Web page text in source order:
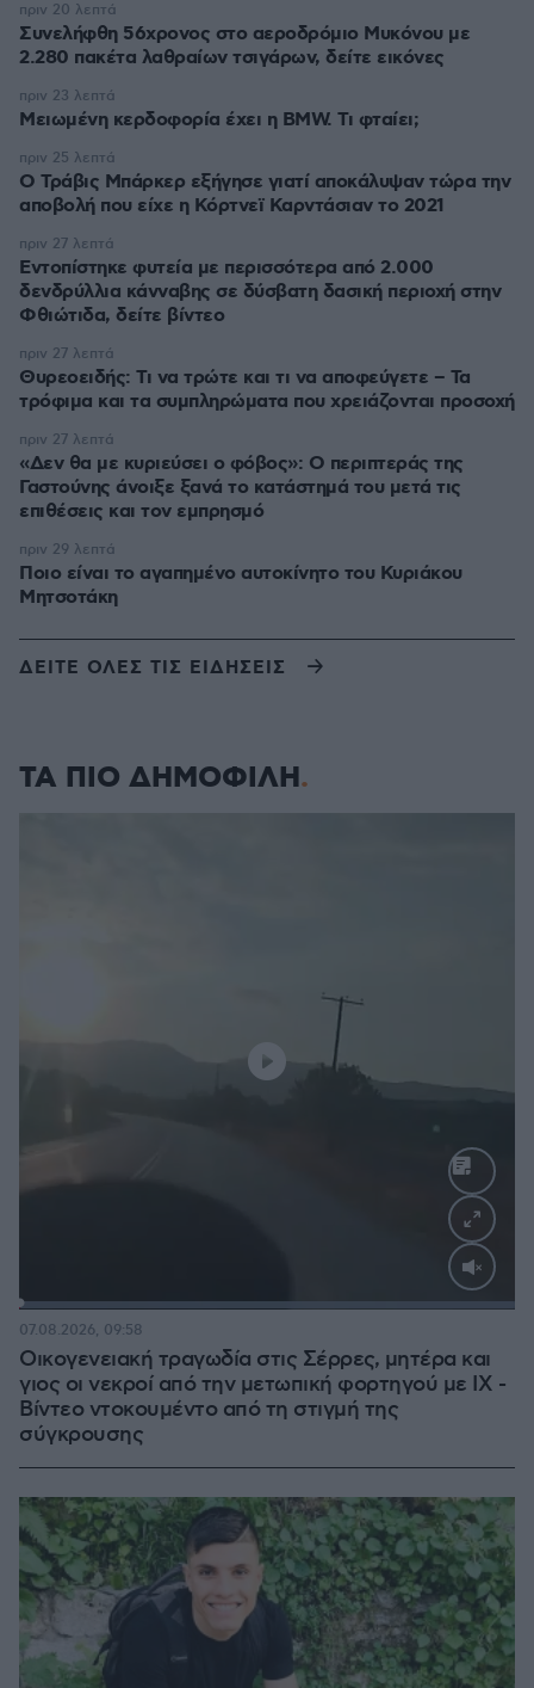
Συνελήφθη 56χρονος στο αεροδρόμιο Μυκόνου με
2.280 πακέτα λαθραίων τσιγάρων, δείτε εικόνες
πριν 20 λεπτά
Μειωμένη κερδοφορία έχει η BMW. Τι φταίει;
πριν 23 λεπτά
O Τράβις Μπάρκερ εξήγησε γιατί αποκάλυψαν τώρα την
αποβολή που είχε η Κόρτνεϊ Καρντάσιαν το 2021
πριν 25 λεπτά
Εντοπίστηκε φυτεία με περισσότερα από 2.000
δενδρύλλια κάνναβης σε δύσβατη δασική περιοχή στην
Φθιώτιδα, δείτε βίντεο
πριν 27 λεπτά
Θυρεοειδής: Τι να τρώτε και τι να αποφεύγετε – Τα
τρόφιμα και τα συμπληρώματα που χρειάζονται προσοχή
πριν 27 λεπτά
«Δεν θα με κυριεύσει ο φόβος»: Ο περιπτεράς της
Γαστούνης άνοιξε ξανά το κατάστημά του μετά τις
επιθέσεις και τον εμπρησμό
πριν 27 λεπτά
Ποιο είναι το αγαπημένο αυτοκίνητο του Κυριάκου
Μητσοτάκη
πριν 29 λεπτά
ΔΕΙΤΕ ΟΛΕΣ ΤΙΣ ΕΙΔΗΣΕΙΣ
ΤΑ ΠΙΟ ΔΗΜΟΦΙΛΗ
Loaded:
Οικογενειακή τραγωδία στις Σέρρες, μητέρα και
γιος οι νεκροί από την μετωπική φορτηγού με ΙΧ -
Βίντεο ντοκουμέντο από τη στιγμή της
σύγκρουσης
07.08.2026, 09:58